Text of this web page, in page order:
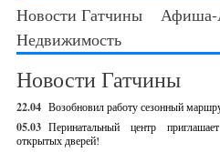
Новости Гатчины
Недвижимость
Новости Гатчины
22.04 Возобновил работу сезонный
05.03 Перинатальный центр
открытых дверей!